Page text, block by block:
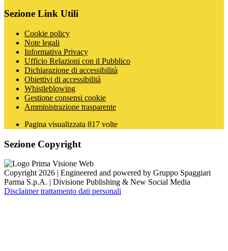
Sezione Link Utili
Cookie policy
Note legali
Informativa Privacy
Ufficio Relazioni con il Pubblico
Dichiarazione di accessibilità
Obiettivi di accessibilità
Whistleblowing
Gestione consensi cookie
Amministrazione trasparente
Pagina visualizzata 817 volte
Sezione Copyright
Copyright 2026 | Engineered and powered by Gruppo Spaggiari
Parma S.p.A. | Divisione Publishing & New Social Media
Disclaimer trattamento dati personali